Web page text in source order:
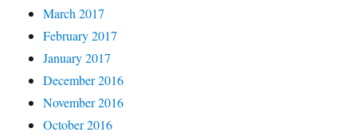
March 2017
February 2017
January 2017
December 2016
November 2016
October 2016